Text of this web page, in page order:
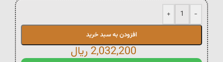
-
+
افزودن به سبد خرید
2,032,200 ریال